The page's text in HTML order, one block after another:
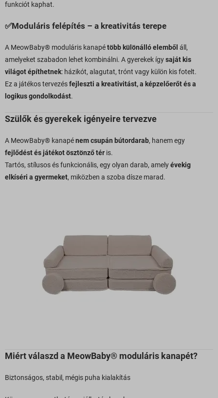
funkciót kaphat.
✅Moduláris felépítés – a kreativitás terepe
A MeowBaby® moduláris kanapétöbb különálló elemből áll,
amelyeket szabadon lehet kombinálni. A gyerekek ígysaját kis
világot építhetnek: házikót, alagutat, trónt vagy külön kis fotelt.
Ez a játékos tervezésfejleszti a kreativitást, a képzelőerőt és a
logikus gondolkodást.
Szülők és gyerekek igényeire tervezve
A MeowBaby® kanapénem csupán bútordarab, hanem egy
fejlődést és játékot ösztönző tér is.
Tartós, stílusos és funkcionális, egy olyan darab, amelyévekig
elkíséri a gyermeket, miközben a szoba dísze marad.
Miért válaszd a MeowBaby® moduláris kanapét?
Biztonságos, stabil, mégis puha kialakítás